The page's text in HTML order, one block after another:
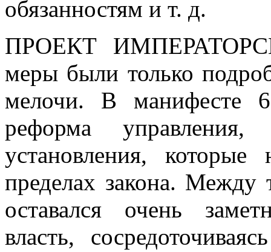
обязанностям и т. д.
ПРОЕКТ
меры были только
мелочи. В манифесте
реформа управления,
установления,
пределах закона. Между
оставался очень
власть,